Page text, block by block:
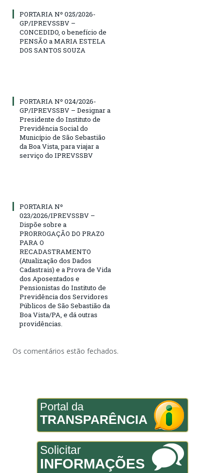
PORTARIA Nº 025/2026-
GP/IPREVSSBV –
CONCEDIDO, o benefício de
PENSÃO a MARIA ESTELA
DOS SANTOS SOUZA
PORTARIA Nº 024/2026-
GP/IPREVSSBV – Designar a
Presidente do Instituto de
Previdência Social do
Município de São Sebastião
da Boa Vista, para viajar a
serviço do IPREVSSBV
PORTARIA Nº
023/2026/IPREVSSBV –
Dispõe sobre a
PRORROGAÇÃO DO PRAZO
PARA O
RECADASTRAMENTO
(Atualização dos Dados
Cadastrais) e a Prova de Vida
dos Aposentados e
Pensionistas do Instituto de
Previdência dos Servidores
Públicos de São Sebastião da
Boa Vista/PA, e dá outras
providências.
Os comentários estão fechados.
Portal da
TRANSPARÊNCIA
Solicitar
INFORMAÇÕES